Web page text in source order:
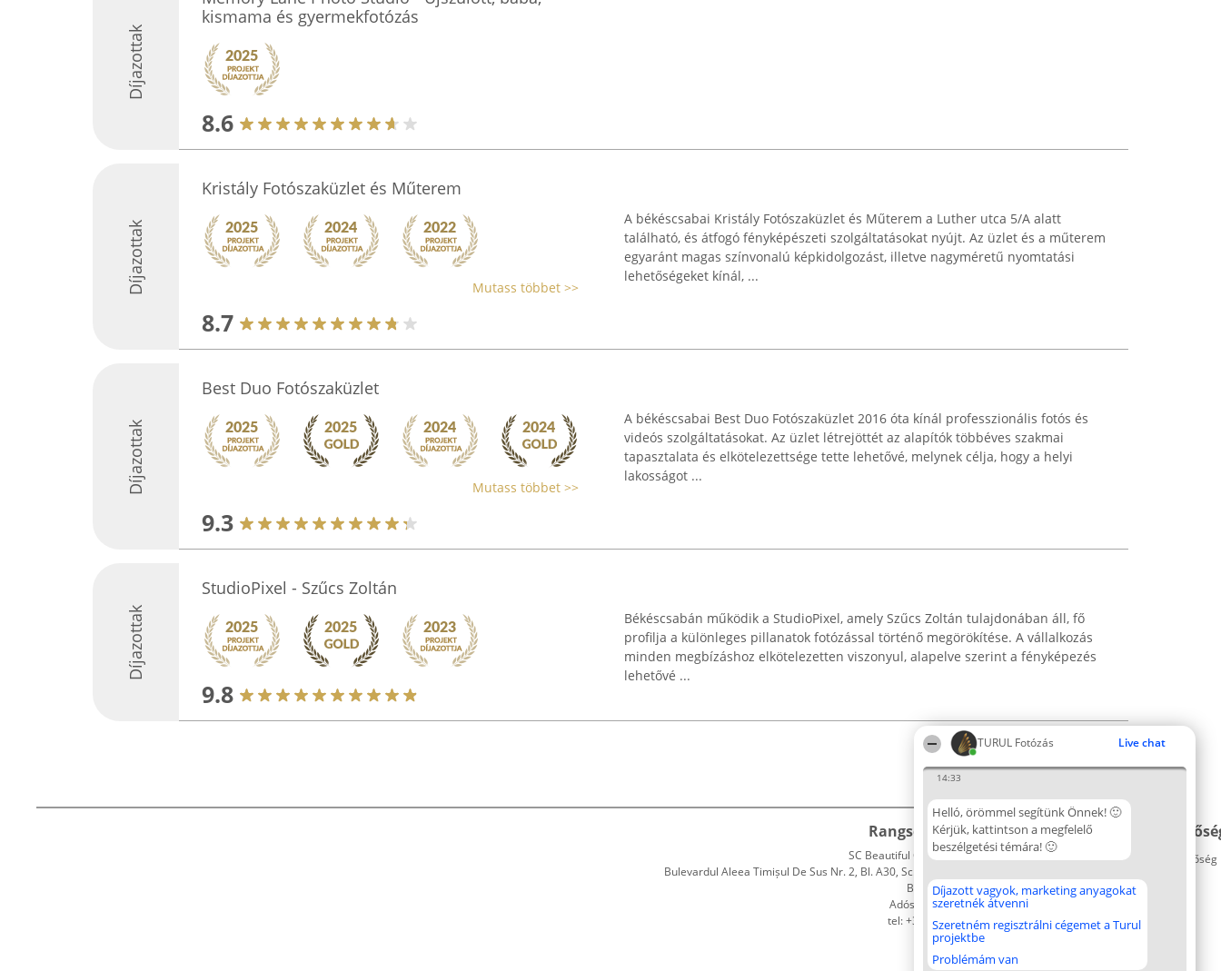
TURUL Fotózás Live chat
14:33
Helló, örömmel segítünk Önnek! 🙂
Kérjük, kattintson a megfelelő
beszélgetési témára! 🙂
Díjazott vagyok, marketing anyagokat
szeretnék átvenni
Szeretném regisztrálni cégemet a Turul
projektbe
Problémám van
Díjazottak
kismama és gyermekfotózás
8.6
Díjazottak
Kristály Fotószaküzlet és Műterem
Mutass többet >>
8.7
A békéscsabai Kristály Fotószaküzlet és Műterem a Luther utca 5/A alatt
található, és átfogó fényképészeti szolgáltatásokat nyújt. Az üzlet és a műterem
egyaránt magas színvonalú képkidolgozást, illetve nagyméretű nyomtatási
lehetőségeket kínál, ...
Díjazottak
Best Duo Fotószaküzlet
Mutass többet >>
9.3
A békéscsabai Best Duo Fotószaküzlet 2016 óta kínál professzionális fotós és
videós szolgáltatásokat. Az üzlet létrejöttét az alapítók többéves szakmai
tapasztalata és elkötelezettsége tette lehetővé, melynek célja, hogy a helyi
lakosságot ...
Díjazottak
StudioPixel - Szűcs Zoltán
9.8
Békéscsabán működik a StudioPixel, amely Szűcs Zoltán tulajdonában áll, fő
profilja a különleges pillanatok fotózással történő megörökítése. A vállalkozás
minden megbízáshoz elkötelezetten viszonyul, alapelve szerint a fényképezés
lehetővé ...
Rangsorszervező
SC Beautiful Company S.R.L.
Bulevardul Aleea Timișul De Sus Nr. 2, Bl. A30, Sc. A, Et. 4, Ap. 13
Bukarest 53-238
Adószám 36737675
tel: +363 033 425 71
Népszavazás
Nyertesek
díjazottak
Szabályok
Státusz
Elérhetőség